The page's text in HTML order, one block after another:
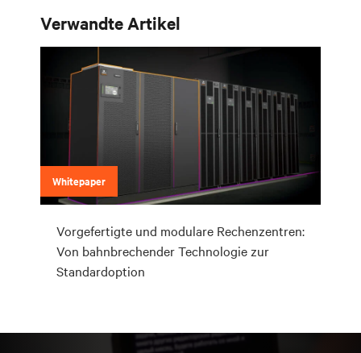
Verwandte Artikel
Whitepaper
Vorgefertigte und modulare Rechenzentren:
Von bahnbrechender Technologie zur
Standardoption